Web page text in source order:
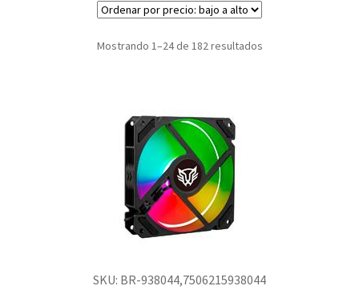
Carrito
Mi cuenta
Mostrando 1–24 de 182 resultados
SKU: BR-938044,7506215938044